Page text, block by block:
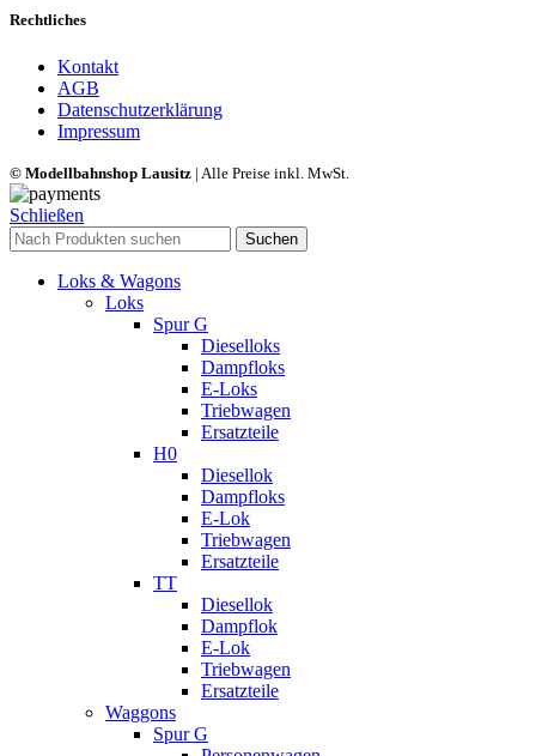
Rechtliches
Kontakt
AGB
Datenschutzerklärung
Impressum
© Modellbahnshop Lausitz | Alle Preise inkl. MwSt.
Schließen
Suchen
Loks & Wagons
Loks
Spur G
Dieselloks
Dampfloks
E-Loks
Triebwagen
Ersatzteile
H0
Diesellok
Dampfloks
E-Lok
Triebwagen
Ersatzteile
TT
Diesellok
Dampflok
E-Lok
Triebwagen
Ersatzteile
Waggons
Spur G